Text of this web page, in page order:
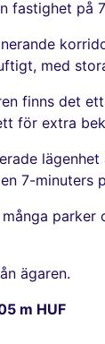
fastighet på
med
finns det
för extra
7-minuters
många
ägaren.
m HUF